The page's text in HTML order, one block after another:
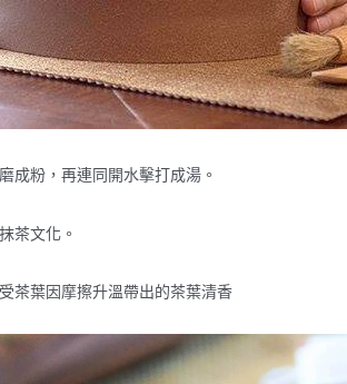
成粉，再連同開水擊打成湯。
茶文化。
茶葉因摩擦升溫帶出的茶葉清香